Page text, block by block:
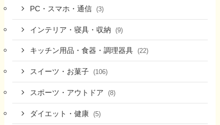
PC・スマホ・通信 (3)
インテリア・寝具・収納 (9)
キッチン用品・食器・調理器具 (22)
スイーツ・お菓子 (106)
スポーツ・アウトドア (8)
ダイエット・健康 (5)